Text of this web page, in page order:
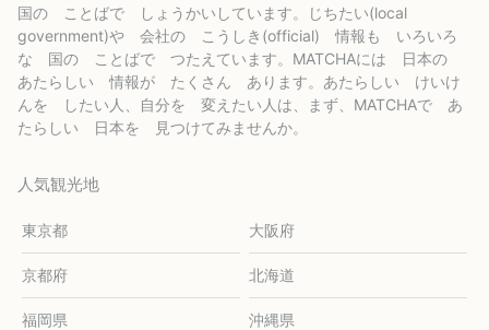
国の ことばで しょうかいしています。じちたい(local
government)や 会社の こうしき(official) 情報も いろいろ
な 国の ことばで つたえています。MATCHAには 日本の
あたらしい 情報が たくさん あります。あたらしい けいけ
んを したい人、自分を 変えたい人は、まず、MATCHAで あ
たらしい 日本を 見つけてみませんか。
人気観光地
東京都 大阪府
京都府 北海道
福岡県 沖縄県